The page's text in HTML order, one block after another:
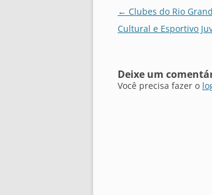
Navegação
de
← Clubes do Rio
Cultural e Esportivo
Deixe um
Você precisa fazer o